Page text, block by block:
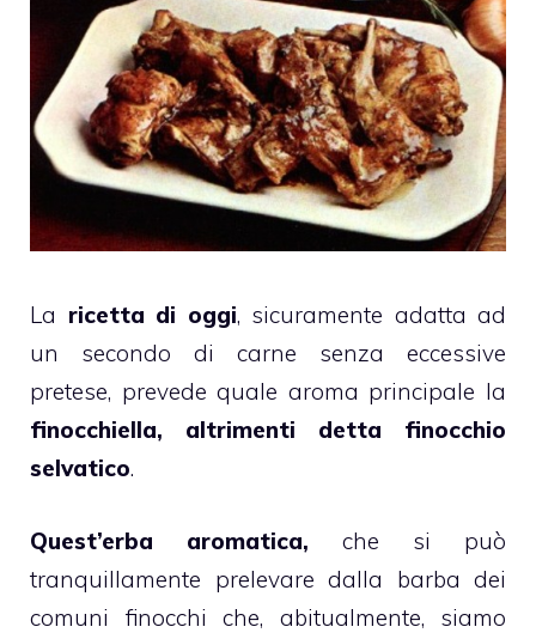
La ricetta di oggi, sicuramente adatta ad
un secondo di carne senza eccessive
pretese, prevede quale aroma principale la
finocchiella, altrimenti detta finocchio
selvatico.
Quest’erba aromatica, che si può
tranquillamente prelevare dalla barba dei
comuni finocchi che, abitualmente, siamo